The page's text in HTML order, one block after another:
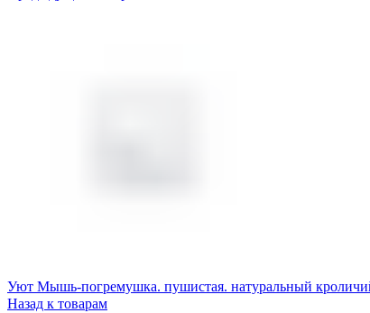
Уют Мышь-погремушка. пушистая. натуральный
Назад к товарам